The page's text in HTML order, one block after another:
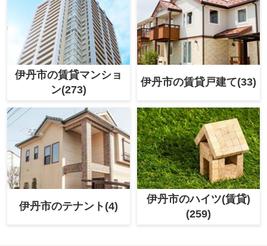
伊丹市の賃貸マンショ
ン(273)
伊丹市の賃貸戸建て(33)
伊丹市のテナント(4)
伊丹市のハイツ(賃貸)
(259)